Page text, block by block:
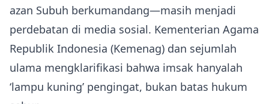
azan Subuh berkumandang—masih menjadi
perdebatan di media sosial. Kementerian Agama
Republik Indonesia (Kemenag) dan sejumlah
ulama mengklarifikasi bahwa imsak hanyalah
‘lampu kuning’ pengingat, bukan batas hukum